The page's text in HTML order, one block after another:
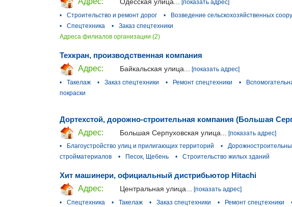
[показать адрес]
•
Строительство и ремонт дорог • Возведение сельскохозяйственных
•
Спецтехника •
Заказ спецтехники
Адреса филиалов организации (2)
Техкран, производственная компания
Адрес:
Байкальская улица...
[показать адрес]
•
Такелаж • Заказ спецтехники • Ремонт спецтехники •
покраски
Дортехстой, дорожно-строительная компания (Большая
Адрес:
Большая Серпуховская улица...
[показать адрес]
•
Благоустройство улиц и прилигающих территорий •
стройматериалов
• Песок, Щебень • Строительство жилых зданий
Хит машинери, официальный дистрибьютор Hitachi
Адрес:
Центральная улица... [показать адрес]
•
Спецтехника • Такелаж • Заказ спецтехники • Ремонт спецтехники